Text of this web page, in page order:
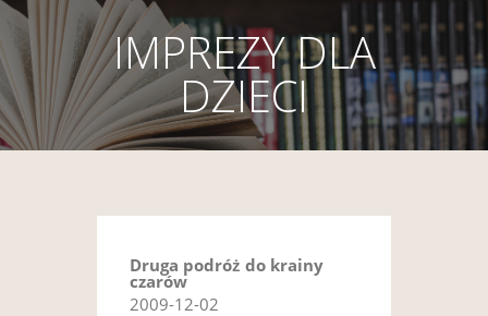
IMPREZY DLA
DZIECI
Druga podróż do krainy
czarów
2009-12-02